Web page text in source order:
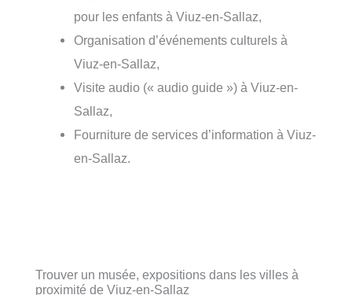
pour les enfants à Viuz-en-Sallaz,
Organisation d’événements culturels à
Viuz-en-Sallaz,
Visite audio (« audio guide ») à Viuz-en-
Sallaz,
Fourniture de services d’information à Viuz-
en-Sallaz.
Trouver un musée, expositions dans les villes à
proximité de Viuz-en-Sallaz